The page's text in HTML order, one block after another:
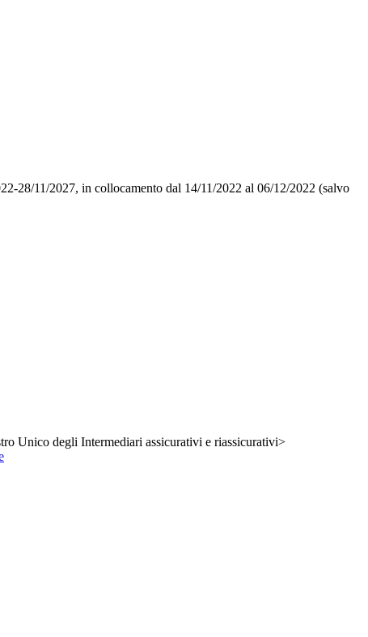
28/11/2027, in collocamento dal 14/11/2022 al 06/12/2022 (salvo
Unico degli Intermediari assicurativi e riassicurativi>